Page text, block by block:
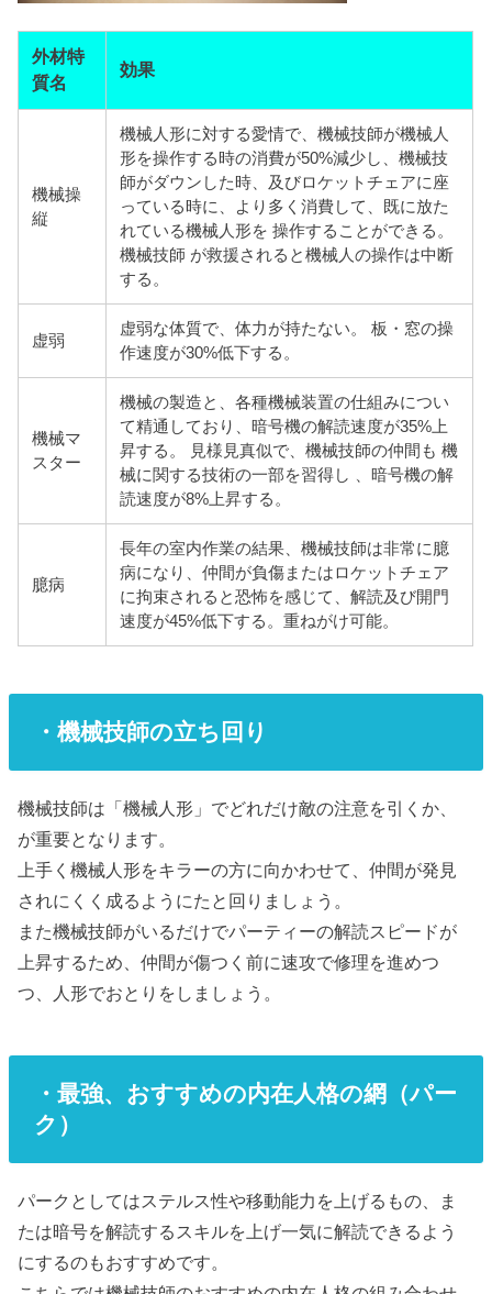
外材特
質名
効果
機械操
縦
機械人形に対する愛情で、機械技師が機械人
形を操作する時の消費が50%減少し、機械技
師がダウンした時、及びロケットチェアに座
っている時に、より多く消費して、既に放た
れている機械人形を 操作することができる。
機械技師 が救援されると機械人の操作は中断
する。
虚弱
虚弱な体質で、体力が持たない。 板・窓の操
作速度が30%低下する。
機械マ
スター
機械の製造と、各種機械装置の仕組みについ
て精通しており、暗号機の解読速度が35%上
昇する。 見様見真似で、機械技師の仲間も 機
械に関する技術の一部を習得し 、
暗号機の解
読速度が8%上昇する。
臆病
長年の室内作業の結果、機械技師は非常に臆
病になり、仲間が負傷またはロケットチェア
に拘束されると恐怖を感じて、解読及び開門
速度が45%低下する。重ねがけ可能。
・機械技師の立ち回り
機械技師は「機械人形」でどれだけ敵の注意を引くか、
が重要となります。
上手く機械人形をキラーの方に向かわせて、仲間が発見
されにくく成るようにたと回りましょう。
また機械技師がいるだけでパーティーの解読スピードが
上昇するため、仲間が傷つく前に速攻で修理を進めつ
つ、人形でおとりをしましょう。
・最強、おすすめの内在人格の網（パー
ク）
パークとしてはステルス性や移動能力を上げるもの、ま
たは暗号を解読するスキルを上げ一気に解読できるよう
にするのもおすすめです。